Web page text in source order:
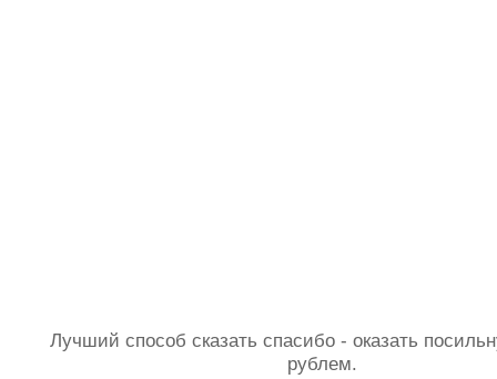
Лучший способ сказать спасибо - оказать
рублем.